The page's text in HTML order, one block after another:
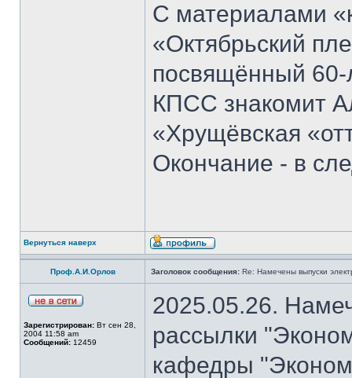
С материалами
«Октябрьский
посвящённый 60-
КПСС знакомит
«Хрущёвская
Окончание - в
Вернуться наверх
Проф.А.И.Орлов Заголовок сообщения: Re: Намечены выпуски
Зарегистрирован: Вт сен 28,
2004 11:58 am
Сообщений: 12459
2025.05.26.
рассылки
кафедры